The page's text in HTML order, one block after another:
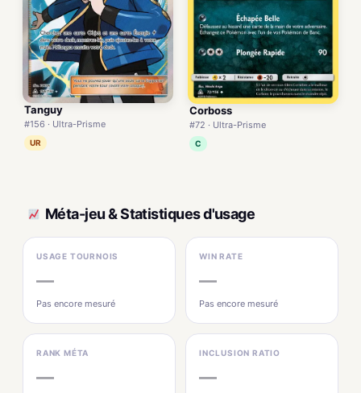
Tanguy
#156 · Ultra-Prisme
UR
Corboss
#72 · Ultra-Prisme
C
Méta-jeu & Statistiques d'usage
USAGE TOURNOIS
—
Pas encore mesuré
WIN RATE
—
Pas encore mesuré
RANK MÉTA
—
INCLUSION RATIO
—